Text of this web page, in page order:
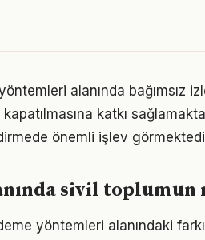
alanında bağımsız
katkı
önemli işlev
sivil toplumun
yöntemleri alanındaki